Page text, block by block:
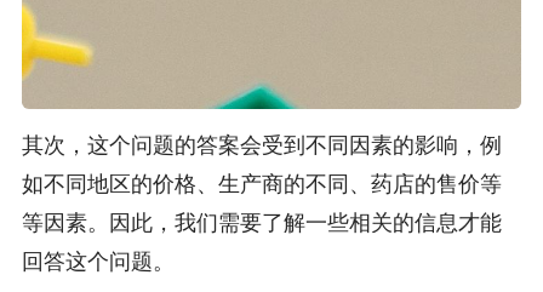
其次，这个问题的答案会受到不同因素的影响，例
如不同地区的价格、生产商的不同、药店的售价等
等因素。因此，我们需要了解一些相关的信息才能
回答这个问题。